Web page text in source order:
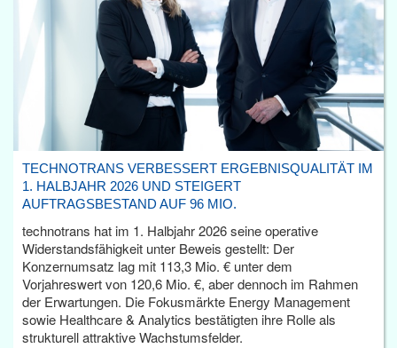
TECHNOTRANS VERBESSERT ERGEBNISQUALITÄT IM
1. HALBJAHR 2026 UND STEIGERT
AUFTRAGSBESTAND AUF 96 MIO.
technotrans hat im 1. Halbjahr 2026 seine operative
Widerstandsfähigkeit unter Beweis gestellt: Der
Konzernumsatz lag mit 113,3 Mio. € unter dem
Vorjahreswert von 120,6 Mio. €, aber dennoch im Rahmen
der Erwartungen. Die Fokusmärkte Energy Management
sowie Healthcare & Analytics bestätigten ihre Rolle als
strukturell attraktive Wachstumsfelder.